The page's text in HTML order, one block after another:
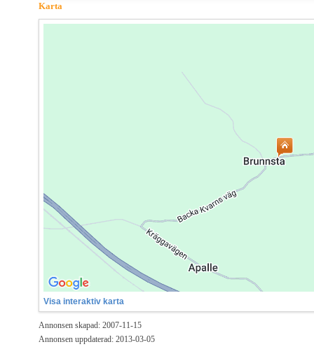
Karta
Visa interaktiv karta
Annonsen skapad: 2007-11-15
Annonsen uppdaterad: 2013-03-05